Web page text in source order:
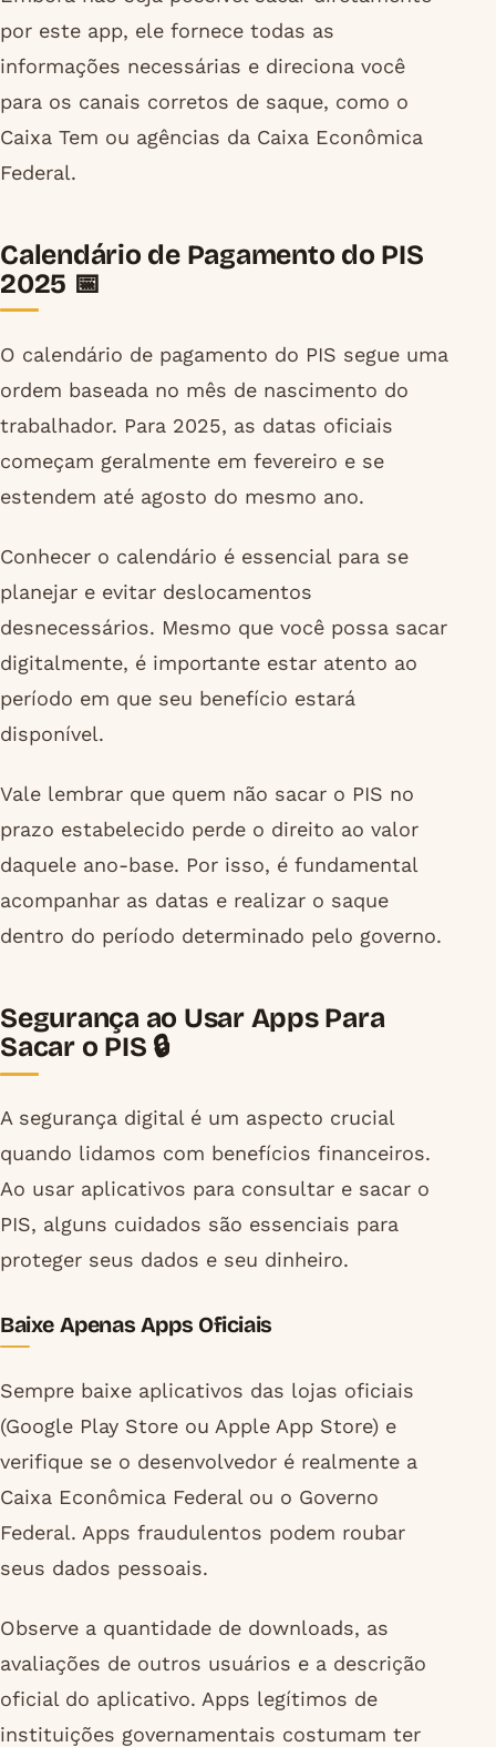
por este app, ele fornece todas as
informações necessárias e direciona você
para os canais corretos de saque, como o
Caixa Tem ou agências da Caixa Econômica
Federal.
Calendário de Pagamento do PIS
2025 📅
O calendário de pagamento do PIS segue uma
ordem baseada no mês de nascimento do
trabalhador. Para 2025, as datas oficiais
começam geralmente em fevereiro e se
estendem até agosto do mesmo ano.
Conhecer o calendário é essencial para se
planejar e evitar deslocamentos
desnecessários. Mesmo que você possa sacar
digitalmente, é importante estar atento ao
período em que seu benefício estará
disponível.
Vale lembrar que quem não sacar o PIS no
prazo estabelecido perde o direito ao valor
daquele ano-base. Por isso, é fundamental
acompanhar as datas e realizar o saque
dentro do período determinado pelo governo.
Segurança ao Usar Apps Para
Sacar o PIS 🔒
A segurança digital é um aspecto crucial
quando lidamos com benefícios financeiros.
Ao usar aplicativos para consultar e sacar o
PIS, alguns cuidados são essenciais para
proteger seus dados e seu dinheiro.
Baixe Apenas Apps Oficiais
Sempre baixe aplicativos das lojas oficiais
(Google Play Store ou Apple App Store) e
verifique se o desenvolvedor é realmente a
Caixa Econômica Federal ou o Governo
Federal. Apps fraudulentos podem roubar
seus dados pessoais.
Observe a quantidade de downloads, as
avaliações de outros usuários e a descrição
oficial do aplicativo. Apps legítimos de
instituições governamentais costumam ter